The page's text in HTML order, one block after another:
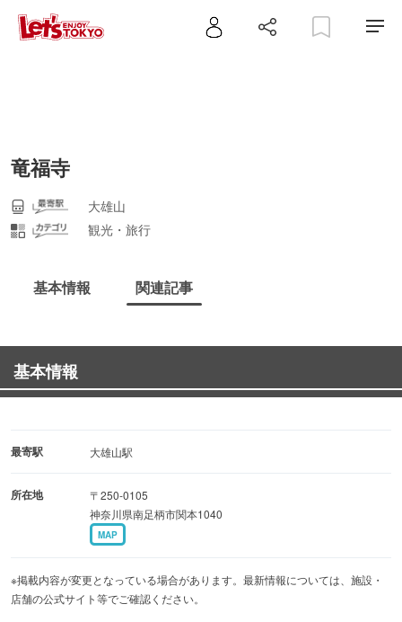
竜福寺
大雄山
観光・旅行
基本情報 関連記事
基本情報
最寄駅 大雄山駅
所在地
〒250-0105
神奈川県南足柄市関本1040
MAP
※掲載内容が変更となっている場合があります。最新情報については、施設・
店舗の公式サイト等でご確認ください。